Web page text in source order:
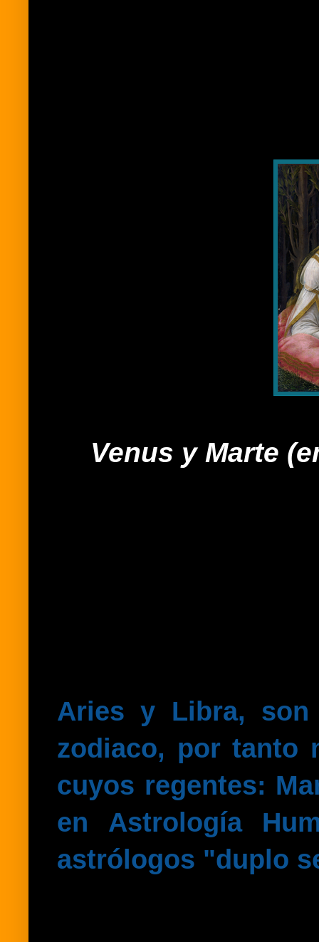
Venus y Marte
Aries y Libra, son
zodiaco, por tanto
cuyos regentes:
en Astrología
astrólogos "duplo